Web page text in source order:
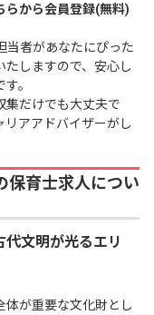
らから会員登録(無料)
当者があなたにぴった
たしますので、安心し
。
集だけでも大丈夫で
リアアドバイザーがし
保育士求人につい
文明が光るエリ
体が重要な文化財とし